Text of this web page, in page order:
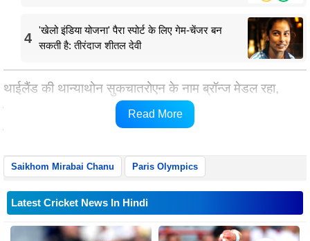
4
'खेलो इंडिया योजना' पैरा स्पोर्ट के लिए गेम-चेंजर बन
सकती है: तीरंदाज शीतल देवी
थाईलैंड की थान्याथोन सुकचातरोएन के नाम ब्रॉन्ज मेडल रहा,
जिन्होंने कुल 198 किलोग्राम (88 किलोग्राम स्नैच + 110
किलोग्राम क्लीन एंड जर्क) भार उठाया।
Read More
Saikhom Mirabai Chanu Paris Olympics
Latest Cricket News In Hindi